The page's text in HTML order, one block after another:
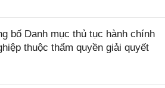
bố Danh mục thủ tục hành chính
thuộc thẩm quyền giải quyết